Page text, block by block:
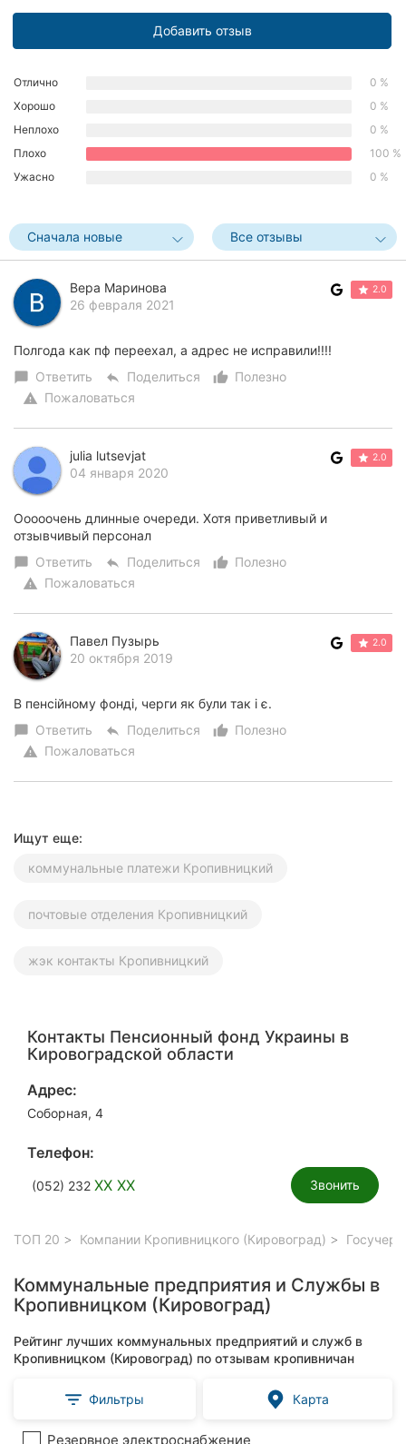
Львов
Кривой
Херсон
Полтава
Чернигов
Черкассы
Черновцы
Ивано-
Франковск
Луцк
Карпаты
Добавить отзыв
Отлично
0 %
Хорошо
0 %
Неплохо
0 %
Плохо
100 %
Ужасно
0 %
Сначала новые Все отзывы
Вера Маринова
26 февраля 2021
2.0
Полгода как пф переехал, а адрес не исправили!!!!
chat_bubble Ответить reply Поделиться thumb_up_alt
Полезно
warning Пожаловаться
julia lutsevjat
04 января 2020
2.0
Ооооочень длинные очереди. Хотя приветливый и
отзывчивый персонал
chat_bubble Ответить reply Поделиться thumb_up_alt
Полезно
warning Пожаловаться
Павел Пузырь
20 октября 2019
2.0
В пенсійному фонді, черги як були так і є.
chat_bubble Ответить reply Поделиться thumb_up_alt
Полезно
warning Пожаловаться
Ищут еще:
коммунальные платежи Кропивницкий
почтовые отделения Кропивницкий
жэк контакты Кропивницкий
Контакты Пенсионный фонд Украины в
Кировоградской области
Адрес:
Соборная, 4
Телефон:
(052) 232 XX XX Звонить
ТОП 20 Компании Кропивницкого (Кировоград)
Коммунальные предприятия и Службы в
Кропивницком (Кировоград)
Рейтинг лучших коммунальных предприятий и служб в
Кропивницком (Кировоград) по отзывам кропивничан
Фильтры Карта
Резервное электроснабжение